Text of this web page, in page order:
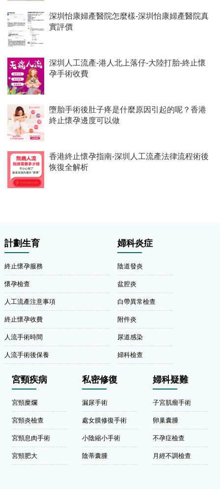
深圳怡康婦產醫院怎麼樣-深圳怡康婦產醫院真
實評價
深圳人工流產-港人北上落仔-大陸打胎-終止懷
孕手術收費
墮胎手術後肚子疼是什麼原因引起的呢？香港
終止懷孕邊度可以做
香港終止懷孕指南-深圳人工流產法律流程術後
恢復全解析
計劃生育
終止懷孕服務
懷孕檢查
人工流產注意事項
終止懷孕收費
人流手術時間
人流手術後保養
婦科炎症
陰道發炎
盆腔炎
白帶異常檢查
附件炎
尿道感染
婦科檢查
宮頸疾病
宮頸糜爛
宮頸炎檢查
宮頸息肉手術
宮頸肥大
私密修復
漏尿手術
處女膜修復手術
小陰縮小手術
陰蒂囊腫
婦科疑難
子宮肌瘤手術
卵巢囊腫
不孕症檢查
月經不調檢查